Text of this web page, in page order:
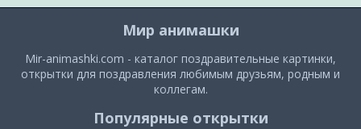
Мир анимашки
Mir-animashki.com - каталог поздравительные картинки,
открытки для поздравления любимым друзьям, родным и
коллегам.
Популярные открытки